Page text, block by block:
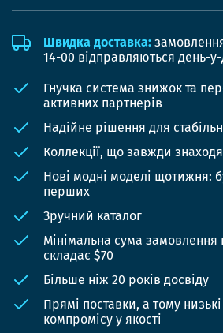
Швидка доставка:
14-00 відправляються день-
Гнучка система знижок та
активних партнерів
Надійне рішення для
Коллекції, що завжди
Нові модні моделі щотижня:
перших
Зручний каталог
Мінімальна сума замовлення
складає $70
Більше ніж 20 років досвіду
Прямі поставки, а тому
компромісу у якості